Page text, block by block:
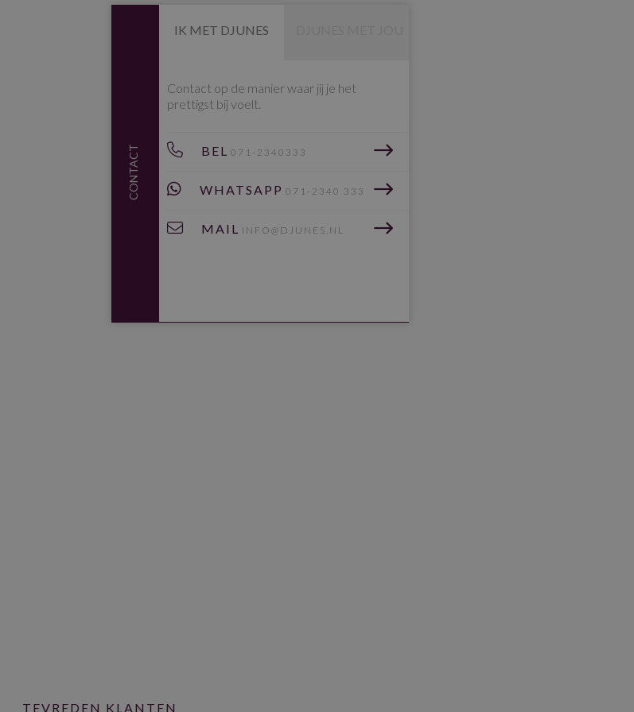
CONTACT
IK MET DJUNES
Contact op de manier waar jij je het
prettigst bij voelt.
BEL 071-2340333
WHATSAPP 071-2340 333
MAIL INFO@DJUNES.NL
TEVREDEN KLANTEN